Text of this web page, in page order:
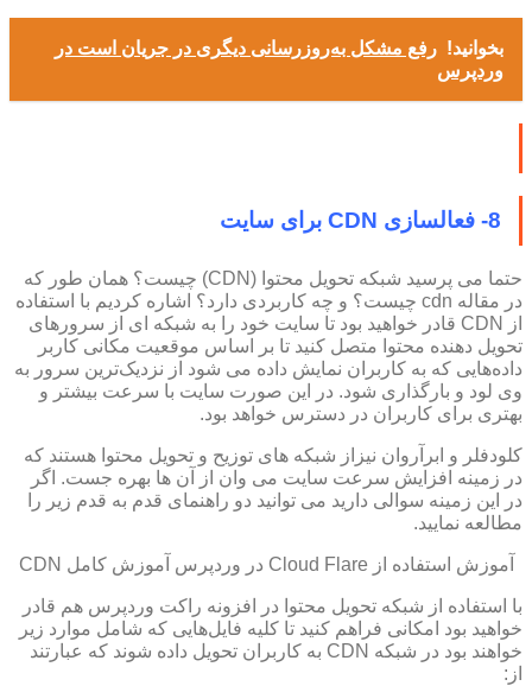
بخوانید! رفع مشکل به‌روزرسانی دیگری در جریان است در
وردپرس
8- فعالسازی CDN برای سایت
حتما می پرسید شبکه تحویل محتوا (CDN) چیست؟ همان طور که
در مقاله cdn چیست؟ و چه کاربردی دارد؟ اشاره کردیم با استفاده
از CDN قادر خواهید بود تا سایت خود را به شبکه ای از سرورهای
تحویل دهنده محتوا متصل کنید تا بر اساس موقعیت مکانی کاربر
داده‌هایی که به کاربران نمایش داده می شود از نزدیک‌ترین سرور به
وی لود و بارگذاری شود. در این صورت سایت با سرعت بیشتر و
بهتری برای کاربران در دسترس خواهد بود.
کلودفلر و ابرآروان نیزاز شبکه های توزیح و تحویل محتوا هستند که
در زمینه افزایش سرعت سایت می وان از آن ها بهره جست. اگر
در این زمینه سوالی دارید می توانید دو راهنمای قدم به قدم زیر را
مطالعه نمایید.
آموزش استفاده از Cloud Flare در وردپرس آموزش کامل CDN
با استفاده از شبکه تحویل محتوا در افزونه راکت وردپرس هم قادر
خواهید بود امکانی فراهم کنید تا کلیه فایل‌هایی که شامل موارد زیر
خواهند بود در شبکه CDN به کاربران تحویل داده شوند که عبارتند
از: